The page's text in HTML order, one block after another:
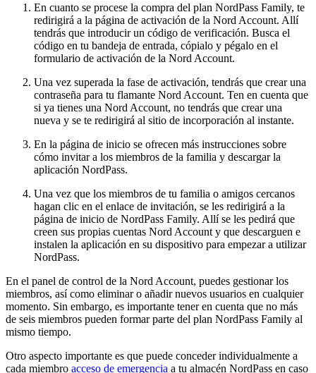
En cuanto se procese la compra del plan NordPass Family, te
redirigirá a la página de activación de la Nord Account. Allí
tendrás que introducir un código de verificación. Busca el
código en tu bandeja de entrada, cópialo y pégalo en el
formulario de activación de la Nord Account.
Una vez superada la fase de activación, tendrás que crear una
contraseña para tu flamante Nord Account. Ten en cuenta que
si ya tienes una Nord Account, no tendrás que crear una
nueva y se te redirigirá al sitio de incorporación al instante.
En la página de inicio se ofrecen más instrucciones sobre
cómo invitar a los miembros de la familia y descargar la
aplicación NordPass.
Una vez que los miembros de tu familia o amigos cercanos
hagan clic en el enlace de invitación, se les redirigirá a la
página de inicio de NordPass Family. Allí se les pedirá que
creen sus propias cuentas Nord Account y que descarguen e
instalen la aplicación en su dispositivo para empezar a utilizar
NordPass.
En el panel de control de la Nord Account, puedes gestionar los
miembros, así como eliminar o añadir nuevos usuarios en cualquier
momento. Sin embargo, es importante tener en cuenta que no más
de seis miembros pueden formar parte del plan NordPass Family al
mismo tiempo.
Otro aspecto importante es que puede conceder individualmente a
cada miembro acceso de emergencia a tu almacén NordPass en caso